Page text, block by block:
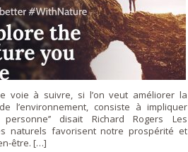
voie à suivre, si l’on veut améliorer la
l’environnement, consiste à impliquer
personne’’ disait Richard Rogers Les
naturels favorisent notre prospérité et
être. […]